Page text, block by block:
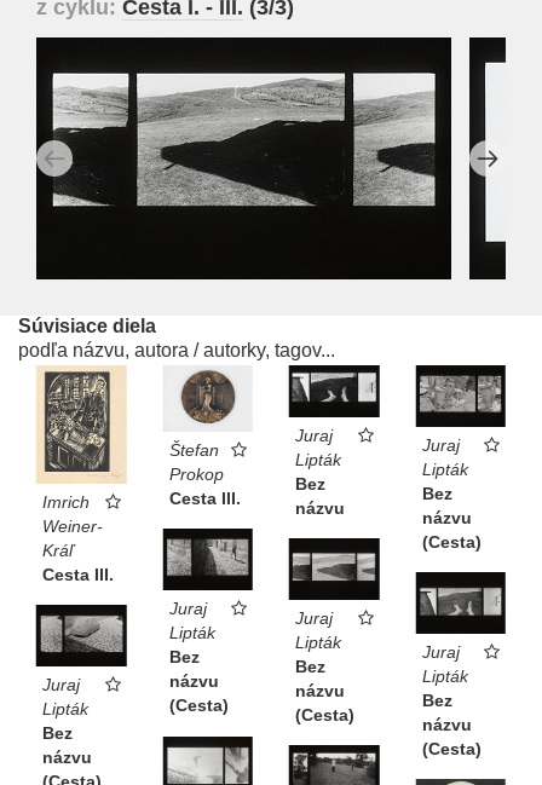
z cyklu: Cesta I. - III. (3/3)
Súvisiace diela
podľa názvu, autora / autorky, tagov...
Imrich
Weiner-
Kráľ
Cesta III.
Štefan
Prokop
Cesta III.
Juraj
Lipták
Bez
názvu
Juraj
Lipták
Bez
názvu
(Cesta)
Juraj
Lipták
Bez
názvu
(Cesta)
Juraj
Lipták
Bez
názvu
(Cesta)
Juraj
Lipták
Bez
názvu
(Cesta)
Juraj
Lipták
Bez
názvu